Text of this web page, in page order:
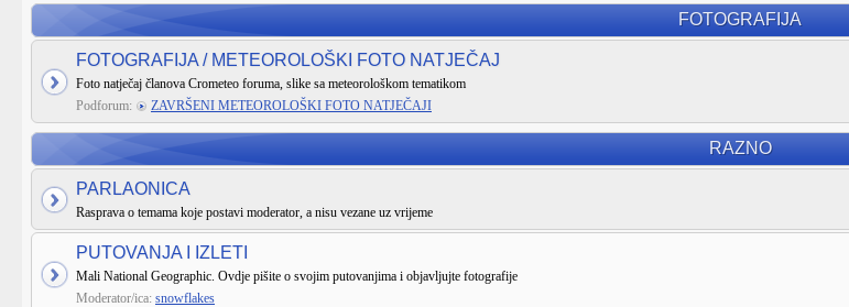
FOTOGRAFIJA
FOTOGRAFIJA / METEOROLOŠKI FOTO NATJEČAJ
Foto natječaj članova Crometeo foruma, slike sa meteorološkom tematikom
Podforum:
ZAVRŠENI METEOROLOŠKI FOTO NATJEČAJI
RAZNO
PARLAONICA
Rasprava o temama koje postavi moderator, a nisu vezane uz vrijeme
PUTOVANJA I IZLETI
Mali National Geographic. Ovdje pišite o svojim putovanjima i objavljujte fotografije
Moderator/ica: snowflakes